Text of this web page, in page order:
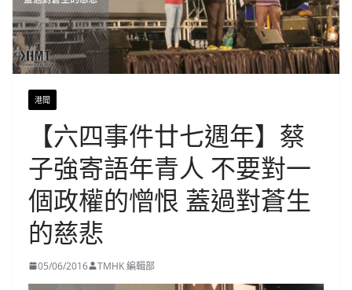
港聞
【六四事件廿七週年】蔡
子強寄語年青人 不要對一
個政權的憎恨 蓋過對蒼生
的慈悲
05/06/2016 TMHK 編輯部